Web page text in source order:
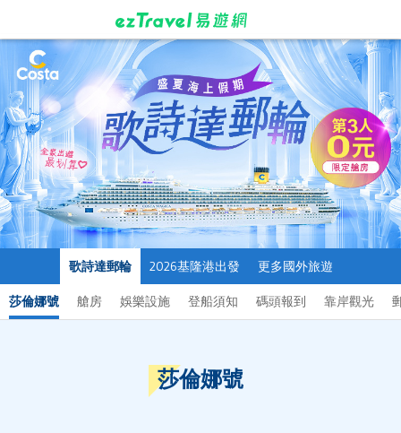
歌詩達郵輪 2026基隆港出發 更多國外旅遊
莎倫娜號 艙房 娛樂設施 登船須知 碼頭報到 靠岸觀光
莎倫娜號